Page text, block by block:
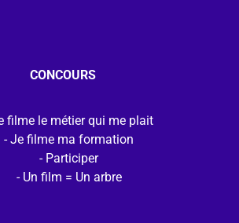
CONCOURS
filme le métier qui me plait
Je filme ma formation
Participer
Un film = Un arbre